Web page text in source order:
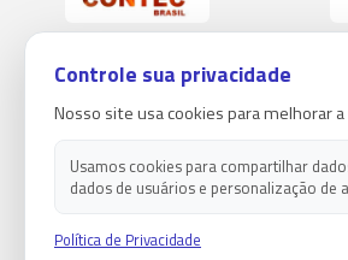
Controle sua privacidade
Nosso site usa cookies para melhorar a
Usamos cookies para compartilhar
dados de usuários e personalização de
Política de Privacidade